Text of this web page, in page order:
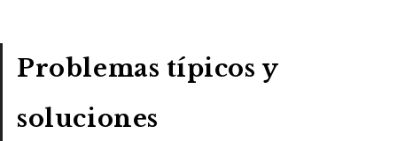
Problemas típicos y
soluciones